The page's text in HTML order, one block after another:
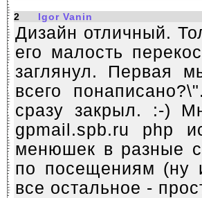
2 Igor Vanin
Дизайн отличный.
его малость
заглянул. Первая
всего
сразу закрыл. :-)
gpmail.spb.ru php
менюшек в разные
по посещениям (ну
все остальное -